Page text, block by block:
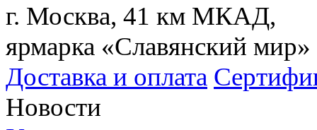
г. Москва, 41 км МКАД,
ярмарка «Славянский мир»
Доставка и оплата
Новости